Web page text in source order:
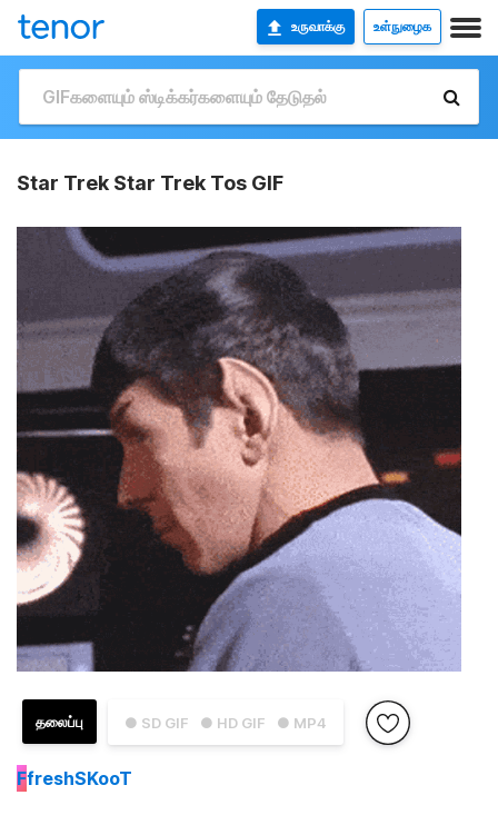
உருவாக்கு உள்நுழைக
Star Trek Star Trek Tos GIF
● SD GIF ● HD GIF ● MP4
தலைப்பு
FfreshSKooT